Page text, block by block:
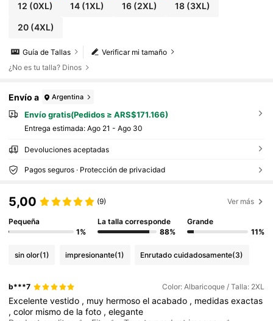
12 (0XL) 14 (1XL) 16(2XL) 18(3XL)
20(4XL)
Verificar mi tamaño
Guía de Tallas
¿No es tu talla? Dinos
Envío a Argentina
Envío gratis(Pedidos ≥ ARS$171.166)
Entrega estimada: Ago 21 - Ago 30
Devoluciones aceptadas
Pagos seguros · Protección de privacidad
5,00 (9) Ver más
Pequeña
1%
La talla corresponde
88%
Grande
11%
sin olor(1) impresionante(1) Enrutado cuidadosamente(3)
b***7 Color: Albaricoque / Talla: 2XL
Excelentevestido , muy hermosoelacabado , medidasexactas
,color mismode lafoto ,elegante